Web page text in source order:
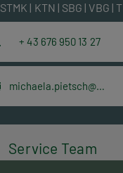
STMK | KTN | SBG | VBG | T
+ 43 676 950 13 27
michaela.pietsch@hpt.at
Service Team